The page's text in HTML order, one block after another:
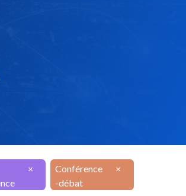
×
Conférence
-débat
×